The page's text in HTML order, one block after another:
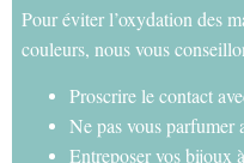
Pour éviter l’oxydation des
couleurs, nous vous
Proscrire le contact
Ne pas vous parfumer
Entreposer vos bijoux